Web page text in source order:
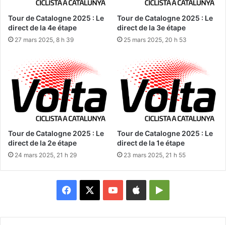
Tour de Catalogne 2025 : Le
direct de la 4e étape
27 mars 2025, 8 h 39
Tour de Catalogne 2025 : Le
direct de la 3e étape
25 mars 2025, 20 h 53
Tour de Catalogne 2025 : Le
direct de la 2e étape
24 mars 2025, 21 h 29
Tour de Catalogne 2025 : Le
direct de la 1e étape
23 mars 2025, 21 h 55
Facebook YouTubeAppleGoogle